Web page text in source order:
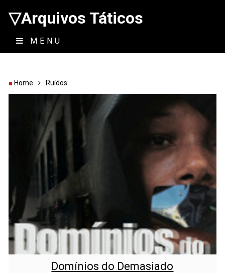
▽Arquivos Táticos
MENU
Home Ruídos
Domínios do Demasiado